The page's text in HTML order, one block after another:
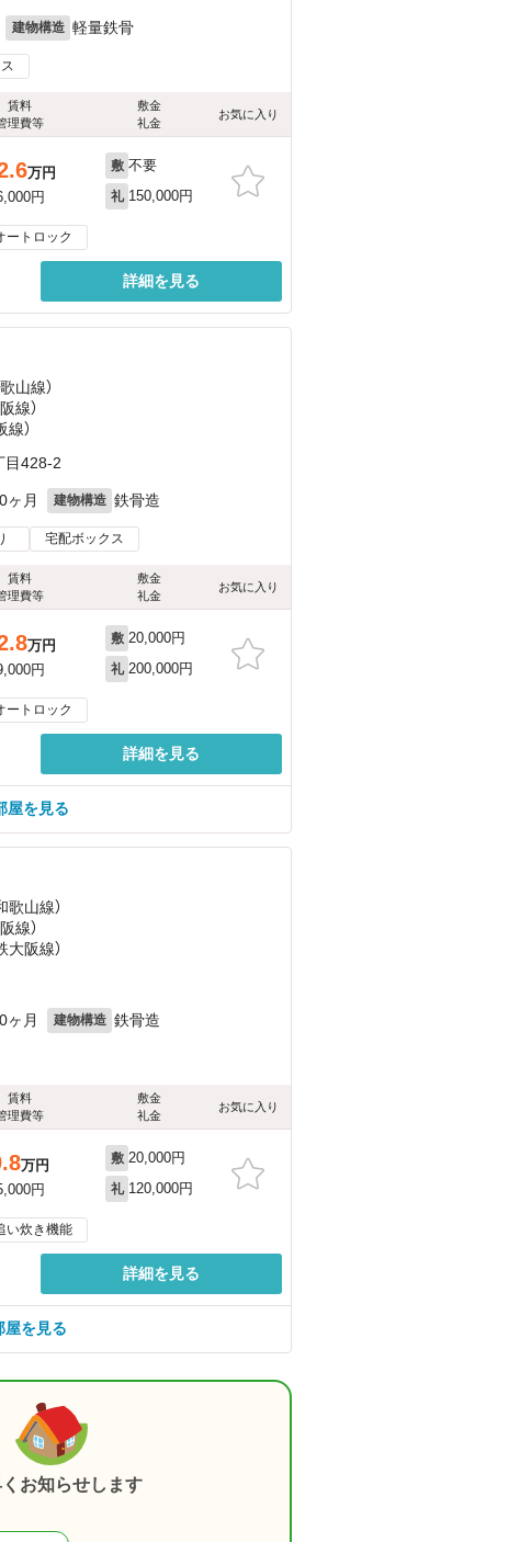
建物構造 軽量鉄骨
賃料
理費等
敷金
礼金
お気に入り
万円
円
敷 不要
礼 150,000円
ートロック
詳細を見る
山線）
線）
）
目428-2
ヶ月 建物構造 鉄骨造
宅配ボックス
賃料
理費等
敷金
礼金
お気に入り
万円
円
敷 20,000円
礼 200,000円
ートロック
詳細を見る
屋を見る
歌山線）
線）
大阪線）
ヶ月 建物構造 鉄骨造
賃料
理費等
敷金
礼金
お気に入り
万円
円
敷 20,000円
礼 120,000円
い炊き機能
詳細を見る
屋を見る
お知らせします